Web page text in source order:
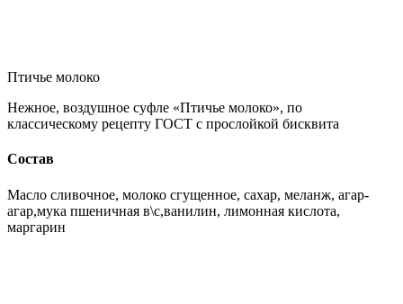
Птичье молоко
Нежное, воздушное суфле «Птичье молоко», по
классическому рецепту ГОСТ с прослойкой бисквита
Состав
Масло сливочное, молоко сгущенное, сахар, меланж, агар-
агар,мука пшеничная в\с,ванилин, лимонная кислота,
маргарин